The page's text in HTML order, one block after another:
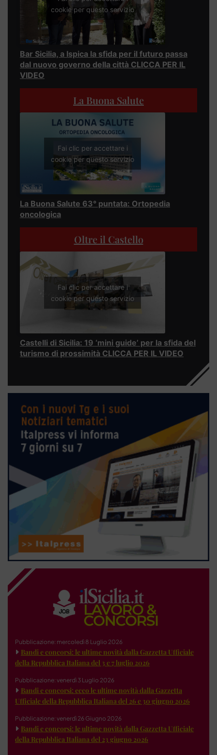
cookie per questo servizio
Bar Sicilia, a Ispica la sfida per il futuro passa
dal nuovo governo della città CLICCA PER IL
VIDEO
La Buona Salute
Fai clic per accettare i
cookie per questo servizio
La Buona Salute 63° puntata: Ortopedia
oncologica
Oltre il Castello
Fai clic per accettare i
cookie per questo servizio
Castelli di Sicilia: 19 ‘mini guide’ per la sfida del
turismo di prossimità CLICCA PER IL VIDEO
Pubblicazione: mercoledì 8 Luglio 2026
Bandi e concorsi: le ultime novità dalla Gazzetta Ufficiale
della Repubblica Italiana del 3 e 7 luglio 2026
Pubblicazione: venerdì 3 Luglio 2026
Bandi e concorsi: ecco le ultime novità dalla Gazzetta
Ufficiale della Repubblica Italiana del 26 e 30 giugno 2026
Pubblicazione: venerdì 26 Giugno 2026
Bandi e concorsi: le ultime novità dalla Gazzetta Ufficiale
della Repubblica Italiana del 23 giugno 2026